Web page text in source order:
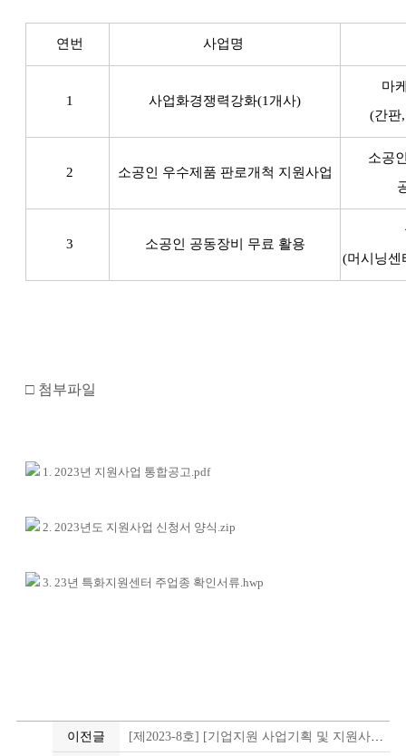
연번 사업명
1 사업화경쟁력강화(1 개사)
마
(간판
2 소공인 우수제품 판로개척 지원사업
소공
3 소공인 공동장비 무료 활용
(머시닝센
□ 첨부파일
1. 2023년 지원사업 통합공고.pdf
2. 2023년도 지원사업 신청서 양식.zip
3. 23년 특화지원센터 주업종 확인서류.hwp
이전글